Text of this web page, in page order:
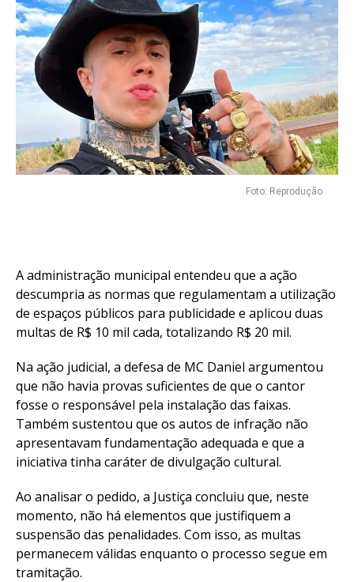
Foto: Reprodução
A administração municipal entendeu que a ação
descumpria as normas que regulamentam a utilização
de espaços públicos para publicidade e aplicou duas
multas de R$ 10 mil cada, totalizando R$ 20 mil.
Na ação judicial, a defesa de MC Daniel argumentou
que não havia provas suficientes de que o cantor
fosse o responsável pela instalação das faixas.
Também sustentou que os autos de infração não
apresentavam fundamentação adequada e que a
iniciativa tinha caráter de divulgação cultural.
Ao analisar o pedido, a Justiça concluiu que, neste
momento, não há elementos que justifiquem a
suspensão das penalidades. Com isso, as multas
permanecem válidas enquanto o processo segue em
tramitação.